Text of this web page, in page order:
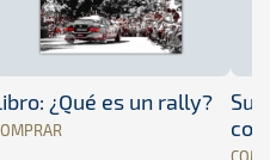
¿Qué es un rally?